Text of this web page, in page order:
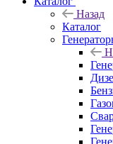
Назад
Каталог